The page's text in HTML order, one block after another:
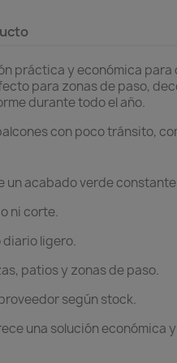
práctica y económica
para zonas de paso,
durante todo el año.
con poco tránsito,
un acabado verde
ni corte.
diario ligero.
patios y zonas de paso.
según stock.
una solución económica